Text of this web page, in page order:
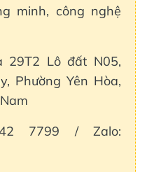
minh, công nghệ
29T2 Lô đất N05,
Phường Yên Hòa,
7799 / Zalo: